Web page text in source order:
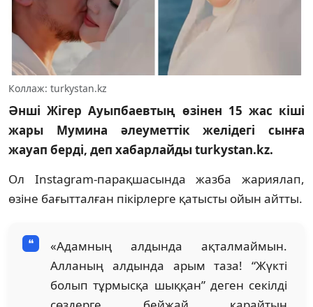
Коллаж: turkystan.kz
Әнші Жігер Ауыпбаевтың өзінен 15 жас кіші
жары Мумина әлеуметтік желідегі сынға
жауап берді, деп хабарлайды turkystan.kz.
Ол Instagram-парақшасында жазба жариялап,
өзіне бағытталған пікірлерге қатысты ойын айтты.
«Адамның алдында ақталмаймын.
Алланың алдында арым таза! “Жүкті
болып тұрмысқа шыққан” деген секілді